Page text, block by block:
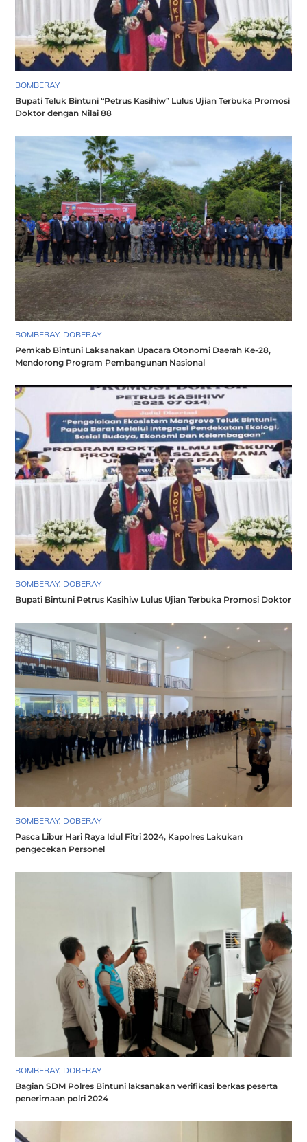
BOMBERAY
Bupati Teluk Bintuni “Petrus Kasihiw” Lulus Ujian Terbuka Promosi
Doktor dengan Nilai 88
BOMBERAY, DOBERAY
Pemkab Bintuni Laksanakan Upacara Otonomi Daerah Ke-28,
Mendorong Program Pembangunan Nasional
BOMBERAY, DOBERAY
Bupati Bintuni Petrus Kasihiw Lulus Ujian Terbuka Promosi Doktor
BOMBERAY, DOBERAY
Pasca Libur Hari Raya Idul Fitri 2024, Kapolres Lakukan
pengecekan Personel
BOMBERAY, DOBERAY
Bagian SDM Polres Bintuni laksanakan verifikasi berkas peserta
penerimaan polri 2024